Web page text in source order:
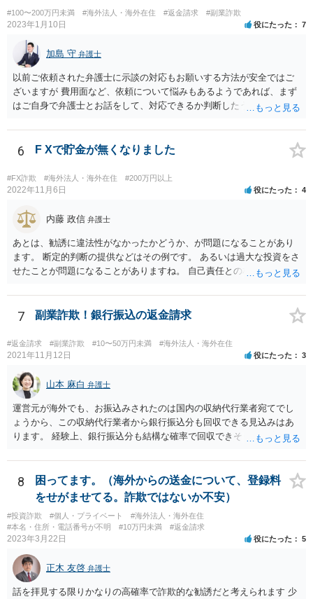
#100〜200万円未満 #海外法人・海外在住 #返金請求 #副業詐欺
2023年1月10日 役にたった 7
加島 守 弁護士
以前ご依頼された弁護士に示談の対応もお願いする方法が安全ではご
ざいますが 費用面など、依頼について悩みもあるようであれば、まず
はご自身で弁護士とお話をして、対応できるか判断したうえで、 弁護
話をしてから、こちらも法律相談で１度弁護士に相談する方法もあり
ますので。 一番安全なのは弁護士に示談交渉の依頼をする方法です
が、ご事情あるようであれば ご自身で対応する方法もご検討いただい
てもいいかもしれません。
6 F Xで貯金が無くなりました
#FX詐欺 #海外法人・海外在住 #200万円以上
2022年11月6日 役にたった 4
内藤 政信 弁護士
あとは、勧誘に違法性がなかったかどうか、が問題になることがあり
ます。 断定的判断の提供などはその例です。 あるいは過大な投資をさ
せたことが問題になることがありますね。 自己責任との相関関係です
いでしょう。
7 副業詐欺！銀行振込の返金請求
#返金請求 #副業詐欺 #10〜50万円未満 #海外法人・海外在住
2021年11月12日 役にたった 3
山本 麻白 弁護士
運営元が海外でも、お振込みされたのは国内の収納代行業者宛てでし
ょうから、この収納代行業者から銀行振込分も回収できる見込みはあ
ります。 経験上、銀行振込分も結構な確率で回収できそうな事案にお
以上、何か難しい事情があるのかもしれません。
8
困ってます。（海外からの送金について、登録料
をせがませてる。詐欺ではないか不安）
#投資詐欺 #個人・プライベート
#海外法人・海外在住
#本名・住所・電話番号が不明
#10万円未満 #返金請求
2023年3月22日 役にたった 5
正木 友啓 弁護士
話を拝見する限りかなりの高確率で詐欺的な勧誘だと考えられます 少